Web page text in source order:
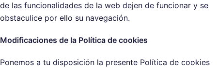
de las funcionalidades de la web dejen de funcionar y se
obstaculice por ello su navegación.
Modificaciones de la Política de cookies
Ponemos a tu disposición la presente Política de cookies